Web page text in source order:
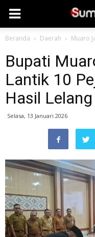
Beranda Daerah Muaro
Bupati
Lantik 10
Hasil
Selasa, 13 Januari 2026